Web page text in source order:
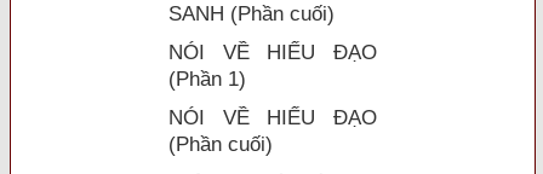
SANH (Phần cuối)
NÓI VỀ HIẾU ĐẠO
(Phần 1)
NÓI VỀ HIẾU ĐẠO
(Phần cuối)